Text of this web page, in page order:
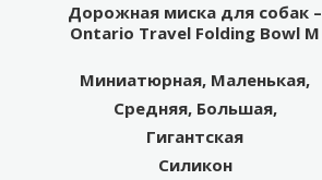
Дорожная миска для собак –
Ontario Travel Folding Bowl M
Миниатюрная, Маленькая,
Средняя, Большая,
Гигантская
Силикон